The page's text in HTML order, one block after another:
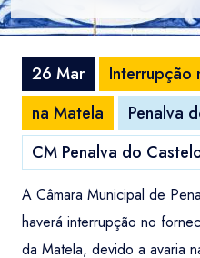
26 Mar
Interrupção
na Matela
Penalva
CM Penalva do
A Câmara Municipal de
haverá interrupção no
da Matela, devido a avaria